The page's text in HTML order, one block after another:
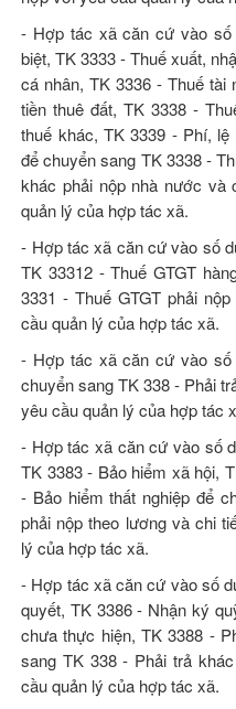
- Hợp tác xã căn cứ vào số
biệt, TK 3333 - Thuế xuất,
cá nhân, TK 3336 - Thuế tài
tiền thuê đất, TK 3338 -
thuế khác, TK 3339 - Phí,
để chuyển sang TK 3338 -
khác phải nộp nhà nước và
quản lý của hợp tác xã.
- Hợp tác xã căn cứ vào số
TK 33312 - Thuế GTGT
3331 - Thuế GTGT phải
cầu quản lý của hợp tác xã.
- Hợp tác xã căn cứ vào
chuyển sang TK 338 - Phải
yêu cầu quản lý của hợp tác
- Hợp tác xã căn cứ vào số
TK 3383 - Bảo hiểm xã hội,
- Bảo hiểm thất nghiệp để
phải nộp theo lương và chi
lý của hợp tác xã.
- Hợp tác xã căn cứ vào số
quyết, TK 3386 - Nhận ký
chưa thực hiện, TK 3388 -
sang TK 338 - Phải trả
cầu quản lý của hợp tác xã.